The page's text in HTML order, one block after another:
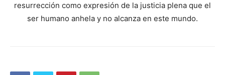
resurrección como expresión de la justicia plena que el
ser humano anhela y no alcanza en este mundo.